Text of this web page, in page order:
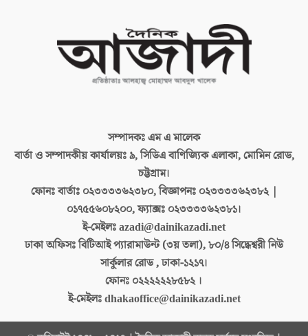
সম্পাদকঃএম এ মালেক
বার্তা ও সম্পাদকীয় কার্যালয়ঃ৯, সিডিএ বাণিজ্যিক এলাকা, মোমিন রোড,
চট্টগ্রাম।
ফোনঃ বার্তাঃ ০২৩৩৩৩৬২৩৮০, বিজ্ঞাপনঃ ০২৩৩৩৩৬২৩৮২ |
০১৭৫৫৬০৮২০০, ফ্যাক্সঃ ০২৩৩৩৩৬২৩৮১।
ই-মেইলঃazadi@dainikazadi.net
ঢাকা অফিসঃবিটিআই প্যারামাউন্ট (৩য় তলা), ৮০/৪ সিদ্ধেশ্বরী নিউ
সার্কুলার রোড , ঢাকা-১২১৭।
ফোনঃ ০২২২২২২৮৫৮২ ।
ই-মেইলঃdhakaoffice@dainikazadi.net